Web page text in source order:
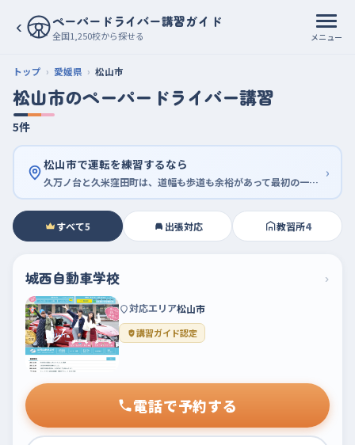
‹ ペーパードライバー講習ガイド
全国1,250校から探せる メニュー
トップ 愛媛県 松山市
松山市のペーパードライバー講習
5件
松山市で運転を練習するなら
久万ノ台と久米窪田町は、道幅も歩道も余裕があって最初の一周に向く ›
すべて5 出張対応 教習所4
城西自動車学校 ›
対応エリア松山市
講習ガイド認定
電話で予約する